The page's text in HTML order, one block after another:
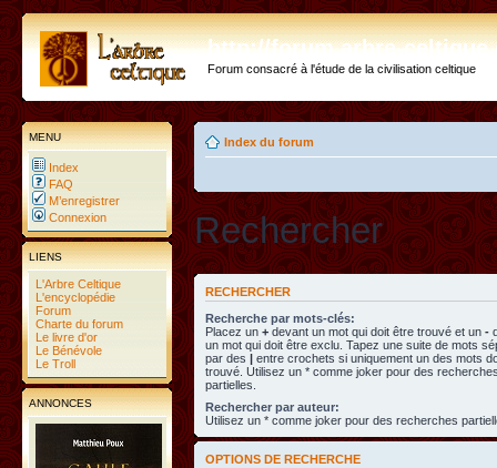
http://forum.arbre-
Forum consacré à l'étude de la civilisation celtique
MENU
Index
FAQ
M’enregistrer
Connexion
LIENS
L'Arbre Celtique
L'encyclopédie
Forum
Charte du forum
Le livre d'or
Le Bénévole
Le Troll
ANNONCES
Index du forum
Rechercher
RECHERCHER
Recherche par mots-clés:
Placez un + devant un mot qui doit être trouvé et un -
un mot qui doit être exclu. Tapez une suite de mots
par des | entre crochets si uniquement un des mots
trouvé. Utilisez un * comme joker pour des
partielles.
Rechercher par auteur:
Utilisez un * comme joker pour des recherches
OPTIONS DE RECHERCHE